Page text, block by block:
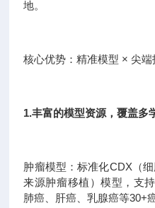
地。
核心优势：精准模型 × 尖
1.丰富的模型资源，覆盖多
肿瘤模型：标准化CDX（
来源肿瘤移植）模型，支
肺癌、肝癌、乳腺癌等30+